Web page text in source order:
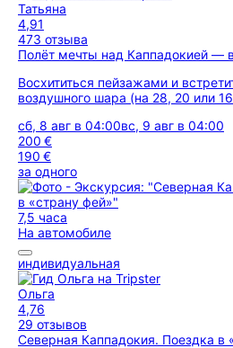
Татьяна
4,91
473 отзыва
Полёт мечты над Каппадокией —
Восхититься пейзажами и
воздушного шара (на 28, 20 или
сб, 8 авг в 04:00вс, 9 авг в 04:00
200 €
190 €
за одного
7,5 часа
На автомобиле
индивидуальная
Ольга
4,76
29 отзывов
Северная Каппадокия. Поездка в